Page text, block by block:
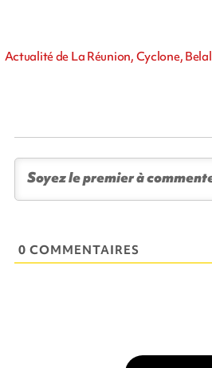
Actualité de La Réunion, Cyclone, Belal
0 COMMENTAIRES